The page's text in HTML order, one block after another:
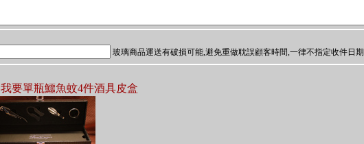
玻璃商品運送有破損可能,避免重做耽誤顧客時間,一律不指定收件日期
我要單瓶鱷魚蚊4件酒具皮盒